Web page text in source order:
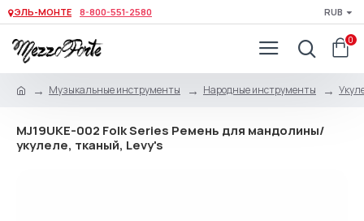
ЭЛЬ-МОНТЕ 8-800-551-2580 RUB
0
Музыкальные инструменты Народные инструменты
MJ19UKE-002 Folk Series Ремень для мандолины/
укулеле, тканый, Levy's